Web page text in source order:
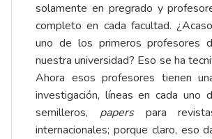
solamente en pregrado y
completo en cada facultad.
uno de los primeros profesores
nuestra universidad? Eso se ha
Ahora esos profesores tienen
investigación, líneas en cada uno
semilleros, paperspara
internacionales; porque claro, eso